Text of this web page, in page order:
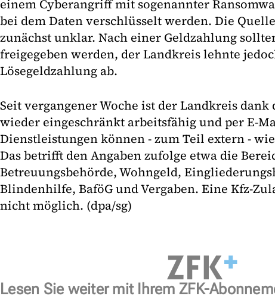
einem Cyberangriff mit sogenannter
bei dem Daten verschlüsselt werden. Die
zunächst unklar. Nach einer Geldzahlung
freigegeben werden, der Landkreis lehnte
Lösegeldzahlung ab.
Seit vergangener Woche ist der Landkreis
wieder eingeschränkt arbeitsfähig und per E-
Dienstleistungen können - zum Teil extern -
Das betrifft den Angaben zufolge etwa die
Betreuungsbehörde, Wohngeld,
Blindenhilfe, BaföG und Vergaben. Eine Kfz-
nicht möglich. (dpa/sg)
Lesen Sie weiter mit Ihrem ZFK-